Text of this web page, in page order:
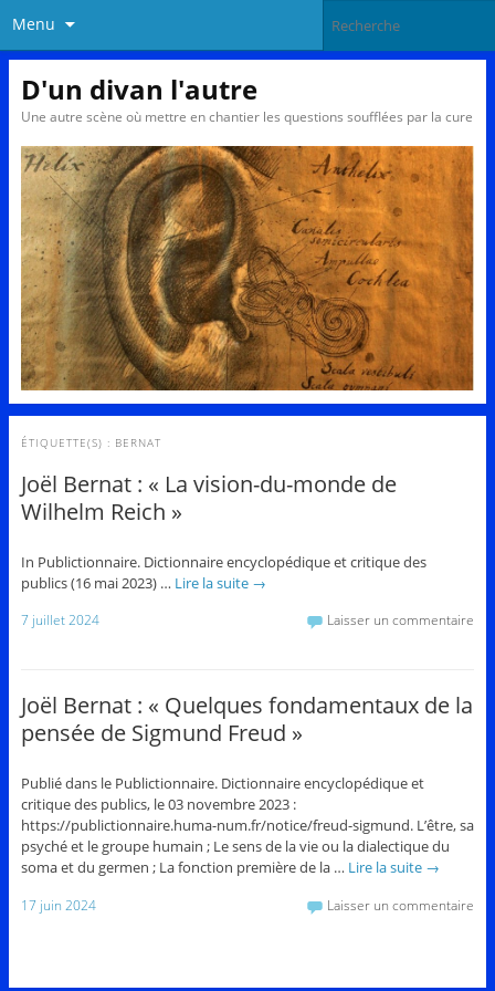
Menu
D'un divan l'autre
Une autre scène où mettre en chantier les questions soufflées par la cure
ÉTIQUETTE(S) : BERNAT
Joël Bernat : « La vision-du-monde de
Wilhelm Reich »
In Publictionnaire. Dictionnaire encyclopédique et critique des
publics (16 mai 2023) … Lire la suite →
7 juillet 2024 Laisser un commentaire
Joël Bernat : « Quelques fondamentaux de la
pensée de Sigmund Freud »
Publié dans le Publictionnaire. Dictionnaire encyclopédique et
critique des publics, le 03 novembre 2023 :
https://publictionnaire.huma-num.fr/notice/freud-sigmund. L’être, sa
psyché et le groupe humain ; Le sens de la vie ou la dialectique du
soma et du germen ; La fonction première de la … Lire la suite →
17 juin 2024 Laisser un commentaire